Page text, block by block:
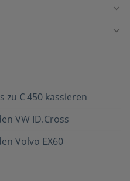
zu € 450 kassieren
VW ID.Cross
Volvo EX60